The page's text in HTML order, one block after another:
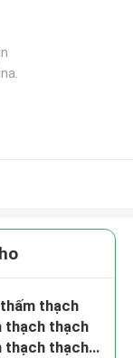
thạch
thạch thạch
thạch thạch